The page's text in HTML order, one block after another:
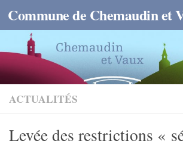
Skip to content
ACTUALITÉS
Levée des restrictions «